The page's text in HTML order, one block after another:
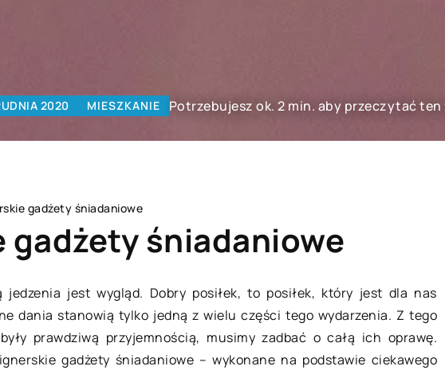
2020 MIESZKANIE Potrzebujesz ok. 2 min. aby przeczytać ten
gadżety śniadaniowe
gadżety śniadaniowe
jedzenia jest wygląd. Dobry posiłek, to posiłek, który jest dla nas
dania stanowią tylko jedną z wielu części tego wydarzenia. Z tego
prawdziwą przyjemnością, musimy zadbać o całą ich oprawę.
gadżety śniadaniowe – wykonane na podstawie ciekawego
LAJFSTAJL